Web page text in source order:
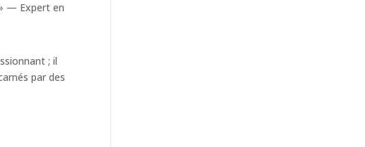
— Expert en
; il
par des